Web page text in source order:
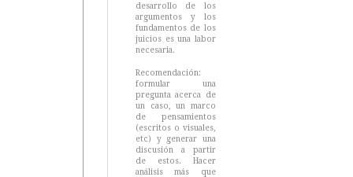
desarrollo de los
argumentos y los
fundamentos de los
juicios es una labor
necesaria.
Recomendación:
formular una
pregunta acerca de
un caso, un marco
de pensamientos
(escritos o visuales,
etc) y generar una
discusión a partir
de estos. Hacer
análisis más que